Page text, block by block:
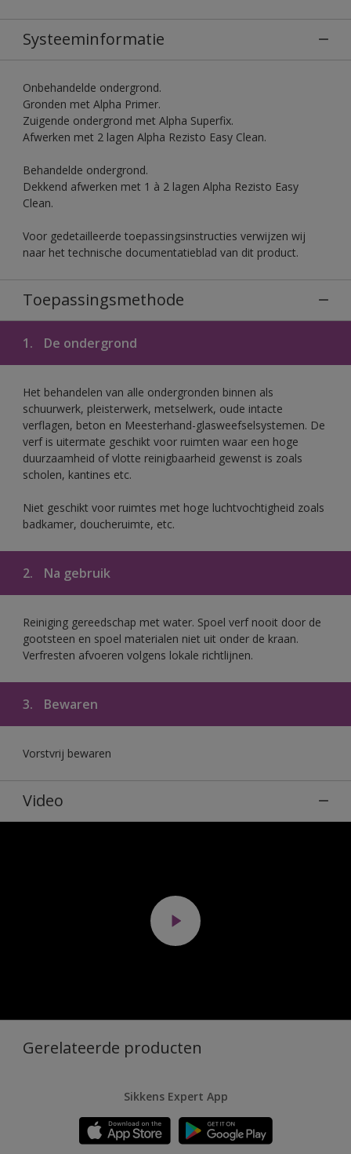
Systeeminformatie
Onbehandelde ondergrond.
Gronden met Alpha Primer.
Zuigende ondergrond met Alpha Superfix.
Afwerken met 2 lagen Alpha Rezisto Easy Clean.
Behandelde ondergrond.
Dekkend afwerken met 1 à 2 lagen Alpha Rezisto Easy
Clean.
Voor gedetailleerde toepassingsinstructies verwijzen wij
naar het technische documentatieblad van dit product.
Toepassingsmethode
1. De ondergrond
Het behandelen van alle ondergronden binnen als
schuurwerk, pleisterwerk, metselwerk, oude intacte
verflagen, beton en Meesterhand-glasweefselsystemen. De
verf is uitermate geschikt voor ruimten waar een hoge
duurzaamheid of vlotte reinigbaarheid gewenst is zoals
scholen, kantines etc.
Niet geschikt voor ruimtes met hoge luchtvochtigheid zoals
badkamer, doucheruimte, etc.
2. Na gebruik
Reiniging gereedschap met water. Spoel verf nooit door de
gootsteen en spoel materialen niet uit onder de kraan.
Verfresten afvoeren volgens lokale richtlijnen.
3. Bewaren
Vorstvrij bewaren
Video
Gerelateerde producten
Sikkens Expert App